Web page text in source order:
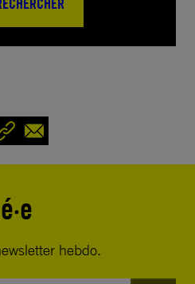
hebdo.